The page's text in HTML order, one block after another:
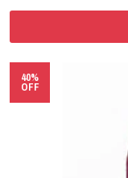
40%
OFF